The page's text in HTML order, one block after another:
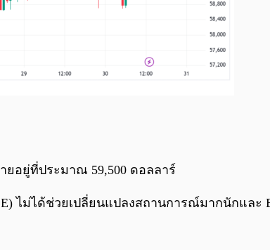
ายอยู่ที่ประมาณ 59,500 ดอลลาร์
ไม่ได้ช่วยเปลี่ยนแปลงสถานการณ์มากนักและ